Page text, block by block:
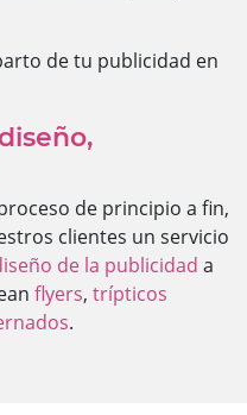
de tu publicidad en
de principio a fin,
clientes un servicio
de la publicidad a
flyers, trípticos
.